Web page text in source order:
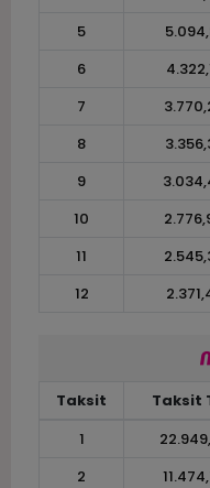
5
6
7
8
9
10
11
12
Taksit Taksit
1
2